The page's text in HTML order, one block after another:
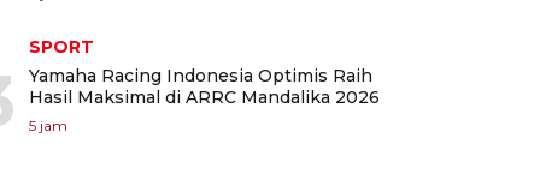
SPORT
Yamaha Racing Indonesia Optimis Raih
Hasil Maksimal di ARRC Mandalika 2026
5 jam